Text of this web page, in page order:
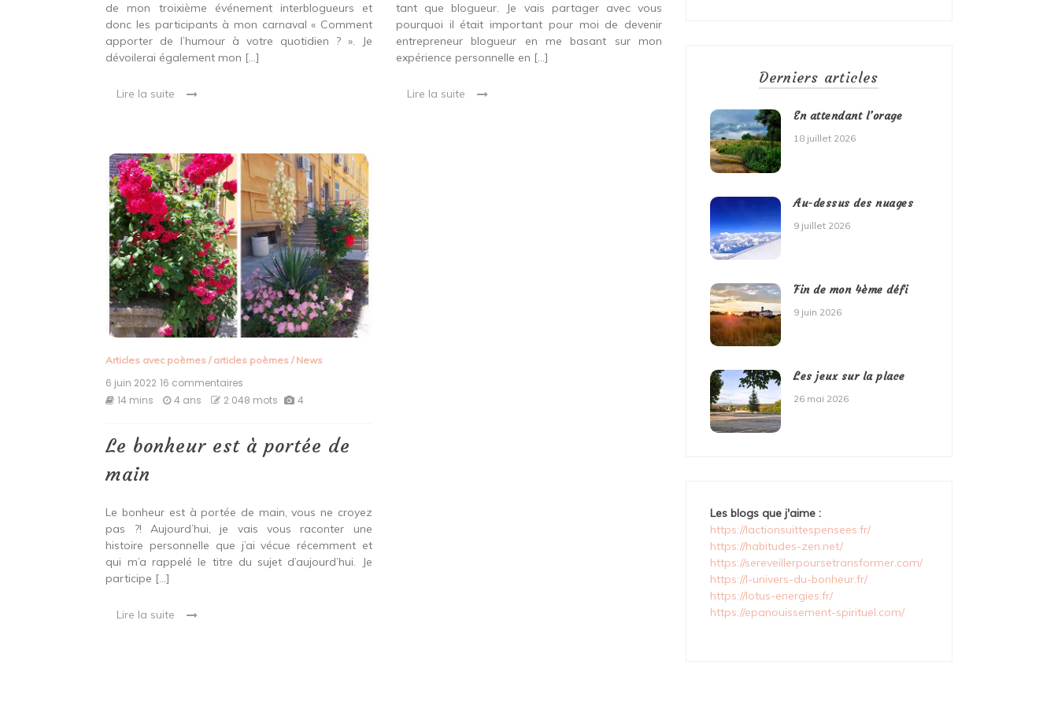
de mon troixième événement interblogueurs et
donc les participants à mon carnaval « Comment
apporter de l’humour à votre quotidien ? ». Je
dévoilerai également mon […]
Lire la suite
tant que blogueur. Je vais partager avec vous
pourquoi il était important pour moi de devenir
entrepreneur blogueur en me basant sur mon
expérience personnelle en […]
Lire la suite
Articles avec poèmes / articles poèmes / News
6 juin 2022 16 commentaires
Le
à
portée
14 mins 4 ans 2 048 mots 4
Le bonheur est à portée de
main
Le bonheur est à portée de main, vous ne croyez
pas ?! Aujourd’hui, je vais vous raconter une
histoire personnelle que j’ai vécue récemment et
qui m’a rappelé le titre du sujet d’aujourd’hui. Je
participe […]
Lire la suite
Derniers articles
En attendant l’orage
18 juillet 2026
Au-dessus des nuages
9 juillet 2026
Fin de mon 4ème défi
9 juin 2026
Les jeux sur la place
26 mai 2026
Les blogs que j'aime :
https://lactionsuittespensees.fr/
https://habitudes-zen.net/
https://sereveillerpoursetransformer.com/
https://l-univers-du-bonheur.fr/
https://lotus-energies.fr/
https://epanouissement-spirituel.com/